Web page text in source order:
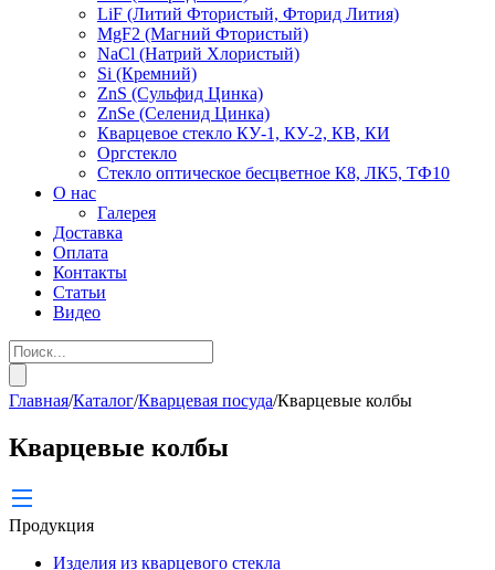
LiF (Литий Фтористый, Фторид Лития)
MgF2 (Магний Фтористый)
NaCl (Натрий Хлористый)
Si (Кремний)
ZnS (Сульфид Цинка)
ZnSe (Селенид Цинка)
Кварцевое стекло КУ-1, КУ-2, КВ, КИ
Оргстекло
Стекло оптическое бесцветное К8, ЛК5, ТФ10
О нас
Галерея
Доставка
Оплата
Контакты
Статьи
Видео
Главная/Каталог/Кварцевая посуда/Кварцевые колбы
Кварцевые колбы
Продукция
Изделия из кварцевого стекла